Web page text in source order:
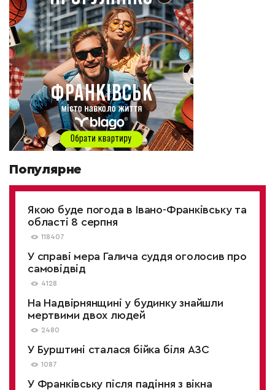
Популярне
Якою буде погода в Івано-Франківську та
області 8 серпня
118407
У справі мера Галича суддя оголосив про
самовідвід
4128
На Надвірнянщині у будинку знайшли
мертвими двох людей
2480
У Бурштині сталася бійка біля АЗС
1087
У Франківську після падіння з вікна